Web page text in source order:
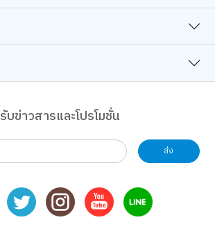
รับข่าวสารและโปรโมชั่น
ส่ง